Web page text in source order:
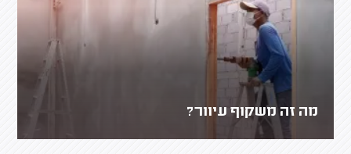
מה זה משקוף עיוור?